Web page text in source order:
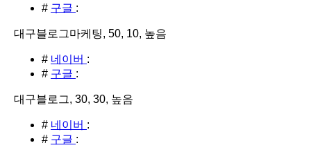
# 구글 :
대구블로그마케팅, 50, 10, 높음
# 네이버 :
# 구글 :
대구블로그, 30, 30, 높음
# 네이버 :
# 구글 :